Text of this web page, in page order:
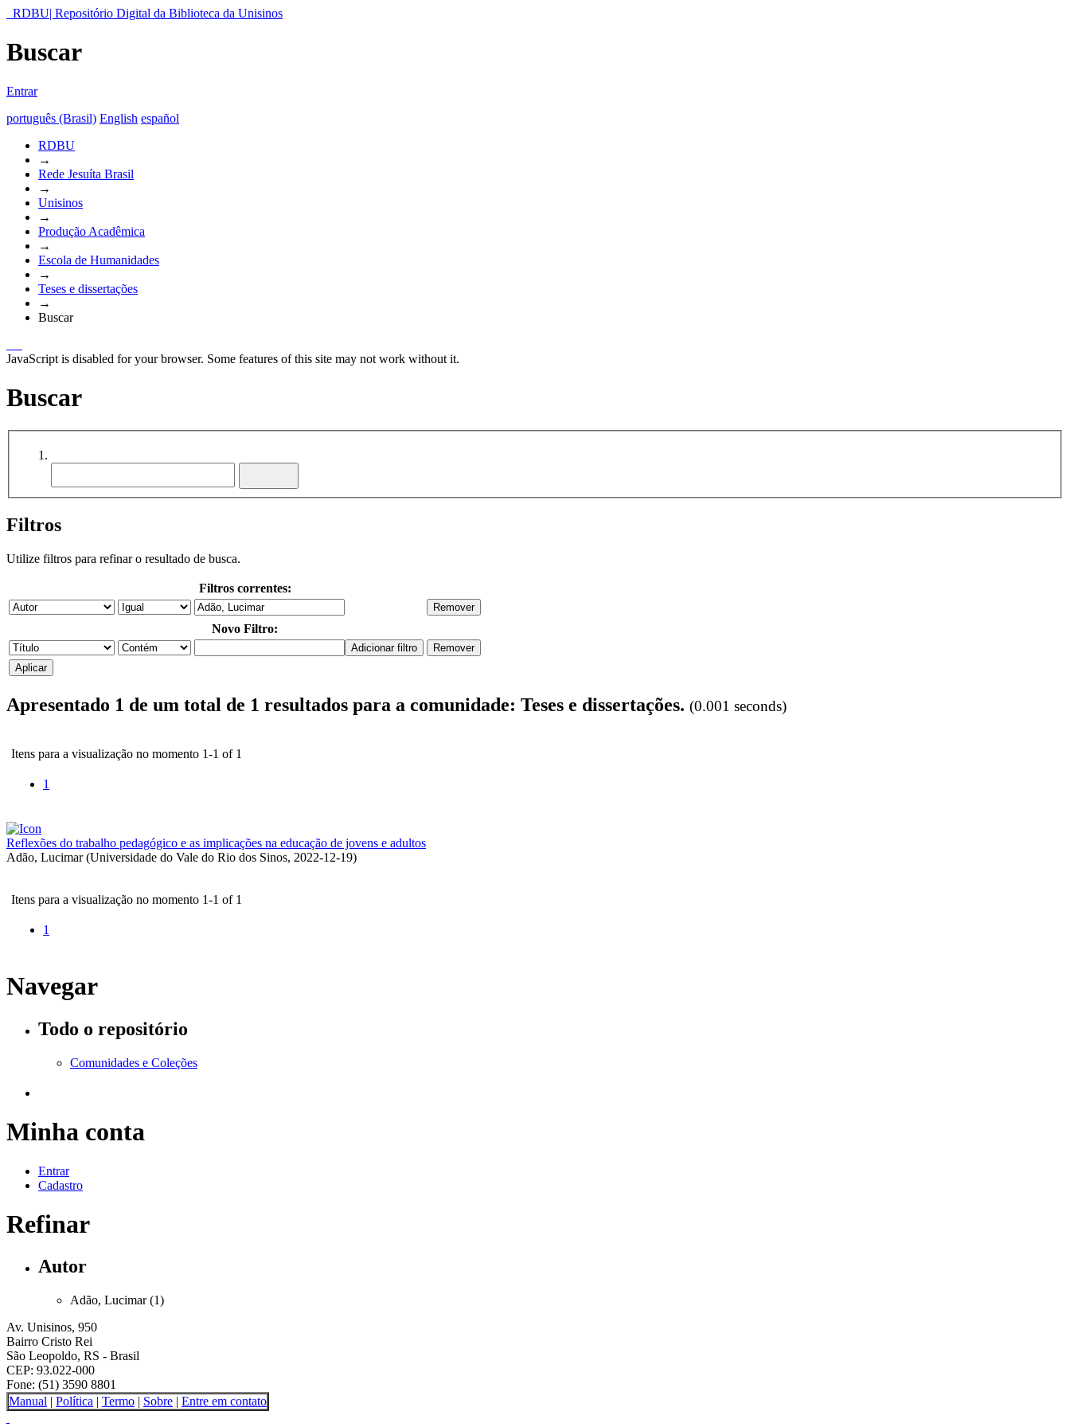
RDBU| Repositório Digital da Biblioteca da Unisinos
Buscar
Entrar
português (Brasil) English español
RDBU
→
Rede Jesuíta Brasil
→
Unisinos
→
Produção Acadêmica
→
Escola de Humanidades
→
Teses e dissertações
→
Buscar
JavaScript is disabled for your browser. Some features of this site may not work without it.
Buscar
Filtros
Utilize filtros para refinar o resultado de busca.
Filtros correntes:
Novo Filtro:
Apresentado 1 de um total de 1 resultados para a comunidade: Teses e dissertações. (0.001 seconds)
Itens para a visualização no momento 1-1 of 1
1
Reflexões do trabalho pedagógico e as implicações na educação de jovens e adultos
Adão, Lucimar (Universidade do Vale do Rio dos Sinos, 2022-12-19)
Itens para a visualização no momento 1-1 of 1
1
Navegar
Todo o repositório
Comunidades e Coleções
Minha conta
Entrar
Cadastro
Refinar
Autor
Adão, Lucimar (1)
Av. Unisinos, 950
Bairro Cristo Rei
São Leopoldo, RS - Brasil
CEP: 93.022-000
Fone: (51) 3590 8801
Manual | Política | Termo | Sobre | Entre em contato